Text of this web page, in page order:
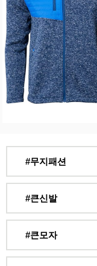
#무지패션
#큰신발
#큰모자